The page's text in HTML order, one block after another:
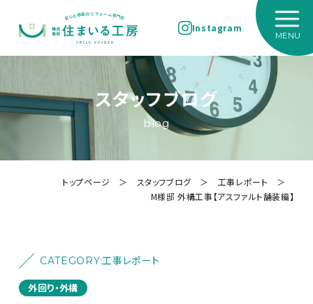
Instagram
スタッフブログ
blog
トップページ ＞ スタッフブログ＞ 工事レポート ＞
M様邸 外構工事【アスファルト舗装編】
CATEGORY:工事レポート
外回り・外構